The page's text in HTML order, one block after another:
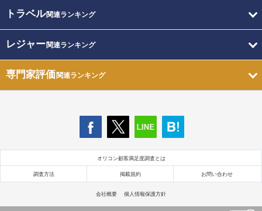
トラベル関連ランキング
レジャー関連ランキング
専門家評価関連ランキング
オリコン顧客満足度調査とは
調査方法 掲載規約 お問い合わせ
会社概要 個人情報保護方針